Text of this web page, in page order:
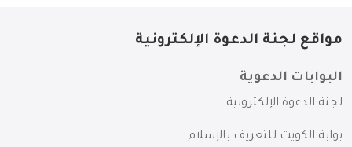
مواقع لجنة الدعوة الإلكترونية
البوابات الدعوية
لجنة الدعوة الإلكترونية
بوابة الكويت للتعريف بالإسلام